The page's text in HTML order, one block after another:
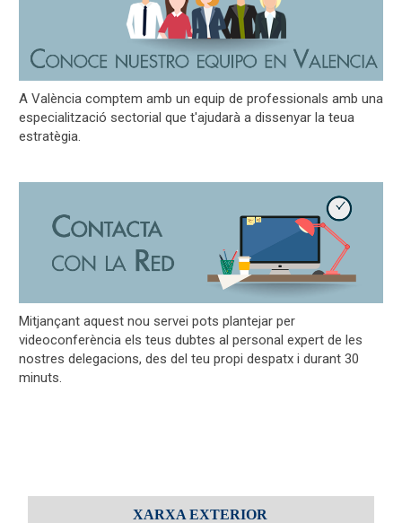
A València comptem amb un equip de professionals amb una
especialització sectorial que t'ajudarà a dissenyar la teua
estratègia.
Mitjançant aquest nou servei pots plantejar per
videoconferència els teus dubtes al personal expert de les
nostres delegacions, des del teu propi despatx i durant 30
minuts.
XARXA EXTERIOR